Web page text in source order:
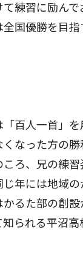
練習に励ん
全国優勝を目
百人一首」を
なった方の勝
ろ、兄の練習
年には地域
るた部の創
られる平沼